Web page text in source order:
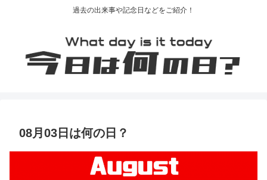
過去の出来事や記念日などをご紹介！
08月03日は何の日？